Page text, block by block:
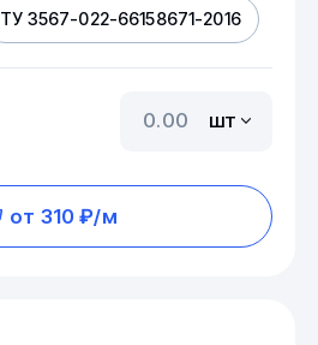
ТУ 3567-022-66158671-2016
шт
от 310 ₽/м